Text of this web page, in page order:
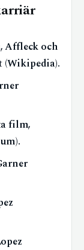
Affleck och
(Wikipedia).
film,